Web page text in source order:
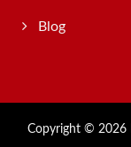
Blog
Copyright © 2026